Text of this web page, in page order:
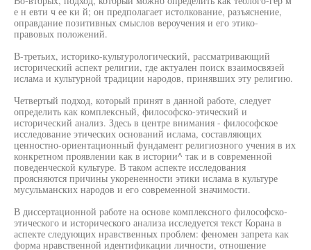
е н евти ч ее ки й; он предполагает истолкование, разъяснение,
оправдание позитивных смыслов вероучения и его этико-
правовых положений.
В-третьих, историко-культурологический, рассматривающий
исторический аспект религии, где актуален поиск взаимосвязей
ислама и культурной традиции народов, принявших эту религию.
Четвертый подход, который принят в данной работе, следует
определить как комплексный, философско-этический и
исторический анализ. Здесь в центре внимания - философское
исследование этических оснований ислама, составляющих
ценностно-ориентационный фундамент религиозного учения в их
конкретном проявлении как в истории^ так и в современной
поведенческой культуре. В таком аспекте исследования
проясняются причины укорененности этики ислама в культуре
мусульманских народов и его современной значимости.
В диссертационной работе на основе комплексного философско-
этического и исторического анализа исследуется текст Корана в
аспекте следующих нравственных проблем: феномен запрета как
форма нравственной идентификации личности, отношение